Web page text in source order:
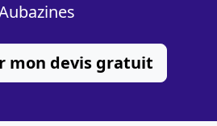
mon devis gratuit